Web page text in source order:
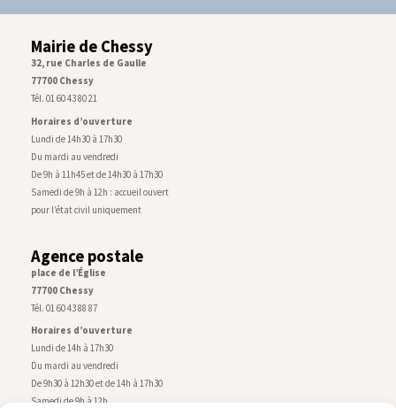
Mairie de Chessy
32, rue Charles de Gaulle
77700 Chessy
Tél. 01 60 43 80 21
Horaires d’ouverture
Lundi de 14h30 à 17h30
Du mardi au vendredi
De 9h à 11h45 et de 14h30 à 17h30
Samedi de 9h à 12h : accueil ouvert
pour l’état civil uniquement
Agence postale
place de l’Église
77700 Chessy
Tél. 01 60 43 88 87
Horaires d’ouverture
Lundi de 14h à 17h30
Du mardi au vendredi
De 9h30 à 12h30 et de 14h à 17h30
Samedi de 9h à 12h